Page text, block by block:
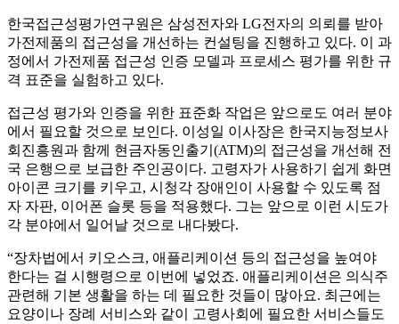
한국접근성평가연구원은 삼성전자와 LG전자의 의뢰를 받아
가전제품의 접근성을 개선하는 컨설팅을 진행하고 있다. 이 과
정에서 가전제품 접근성 인증 모델과 프로세스 평가를 위한 규
격 표준을 실험하고 있다.
접근성 평가와 인증을 위한 표준화 작업은 앞으로도 여러 분야
에서 필요할 것으로 보인다. 이성일 이사장은 한국지능정보사
회진흥원과 함께 현금자동인출기(ATM)의 접근성을 개선해 전
국 은행으로 보급한 주인공이다. 고령자가 사용하기 쉽게 화면
아이콘 크기를 키우고, 시청각 장애인이 사용할 수 있도록 점
자 자판, 이어폰 슬롯 등을 적용했다. 그는 앞으로 이런 시도가
각 분야에서 일어날 것으로 내다봤다.
“장차법에서 키오스크, 애플리케이션 등의 접근성을 높여야
한다는 걸 시행령으로 이번에 넣었죠. 애플리케이션은 의식주
관련해 기본 생활을 하는 데 필요한 것들이 많아요. 최근에는
요양이나 장례 서비스와 같이 고령사회에 필요한 서비스들도